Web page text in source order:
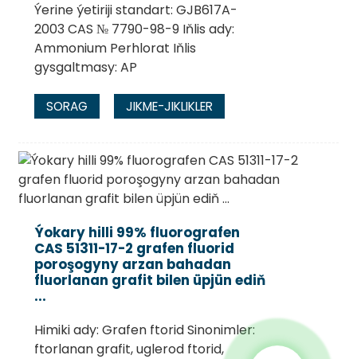
Ýerine ýetiriji standart: GJB617A-
2003 CAS № 7790-98-9 Iňlis ady:
Ammonium Perhlorat Iňlis
gysgaltmasy: AP
SORAG JIKME-JIKLIKLER
Ýokary hilli 99% fluorografen
CAS 51311-17-2 grafen fluorid
poroşogyny arzan bahadan
fluorlanan grafit bilen üpjün ediň
...
Himiki ady: Grafen ftorid Sinonimler:
ftorlanan grafit, uglerod ftorid,